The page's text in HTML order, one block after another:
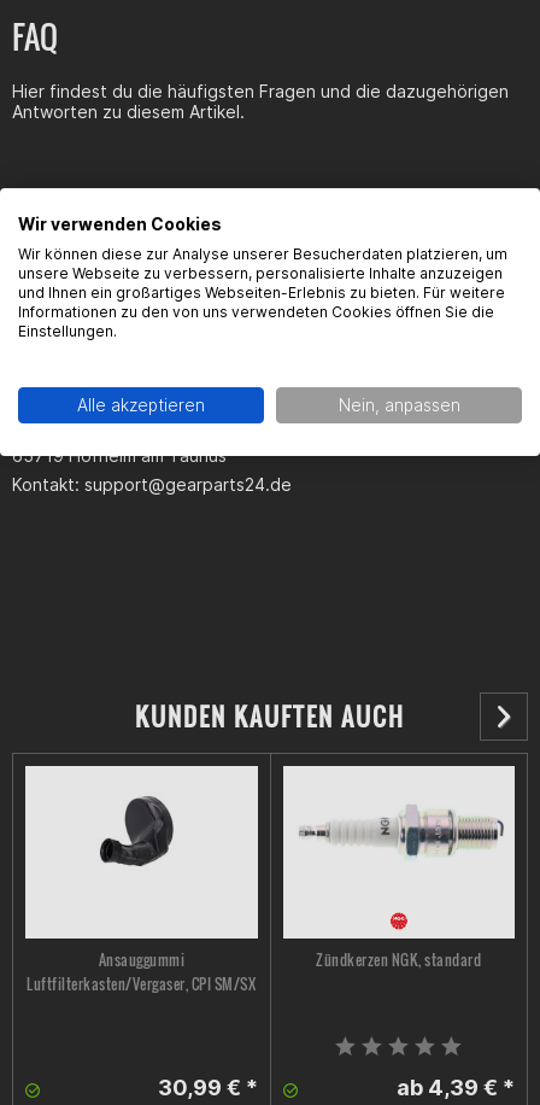
FAQ
Hier findest du die häufigsten Fragen und die dazugehörigen
Antworten zu diesem Artikel.
Produktsicherheit
Gearparts GmbH
Im Langgewann 5-7
65719 Hofheim am Taunus
Kontakt: support@gearparts24.de
KUNDEN KAUFTEN AUCH
Ansauggummi
Luftfilterkasten/Vergaser, CPI SM/SX
30,99 € *
Zündkerzen NGK, standard
ab 4,39 € *
Wir verwenden Cookies
Wir können diese zur Analyse unserer Besucherdaten platzieren, um
unsere Webseite zu verbessern, personalisierte Inhalte anzuzeigen
und Ihnen ein großartiges Webseiten-Erlebnis zu bieten. Für weitere
Informationen zu den von uns verwendeten Cookies öffnen Sie die
Einstellungen.
Alle akzeptieren Nein, anpassen